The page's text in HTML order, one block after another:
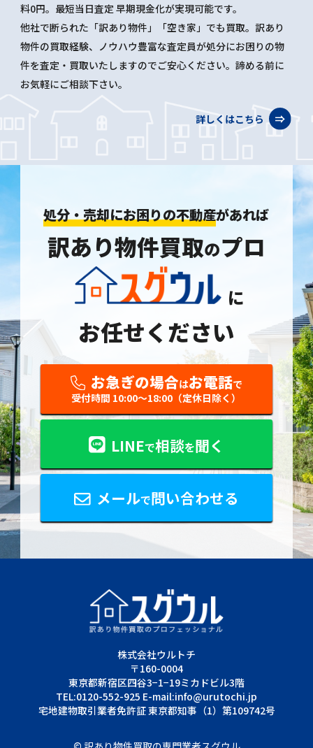
料0円。最短当日査定 早期現金化が実現可能です。
他社で断られた「訳あり物件」「空き家」でも買取。訳あり
物件の買取経験、ノウハウ豊富な査定員が処分にお困りの物
件を査定・買取いたしますのでご安心ください。諦める前に
お気軽にご相談下さい。
詳しくはこちら
処分・売却にお困りの不動産があれば
訳あり物件買取のプロ
に
お任せください
お急ぎの場合はお電話で
受付時間 10:00〜18:00（定休日除く）
LINEで相談を聞く
メールで問い合わせる
株式会社ウルトチ
〒160-0004
東京都新宿区四谷3−1−19ミカドビル3階
TEL:0120-552-925 E-mail:info@urutochi.jp
宅地建物取引業者免許証 東京都知事（1）第109742号